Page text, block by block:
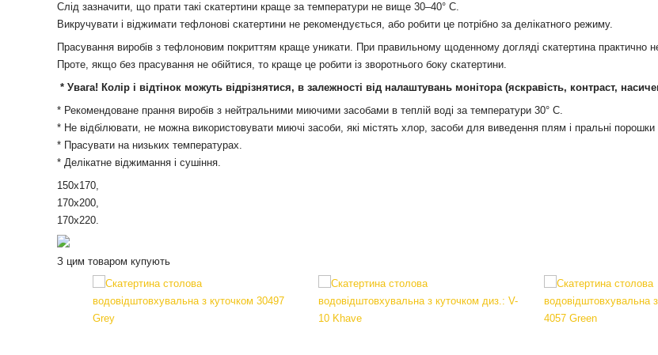
Слід зазначити, що прати такі скатертини краще за температури не вище 30–40° С.
Викручувати і віджимати тефлонові скатертини не рекомендується, або робити це потрібно за делікатного режиму.
Прасування виробів з тефлоновим покриттям краще уникати. При правильному щоденному догляді скатертина практично
Проте, якщо без прасування не обійтися, то краще це робити із зворотнього боку скатертини.
* Увага! Колір і відтінок можуть відрізнятися, в залежності від налаштувань монітора (яскравість, контраст,
* Рекомендоване прання виробів з нейтральними миючими засобами в теплій воді за температури 30° С.
* Не відбілювати, не можна використовувати миючі засоби, які містять хлор, засоби для виведення плям і пральні порошки
* Прасувати на низьких температурах.
* Делікатне віджимання і сушіння.
150х170,
170х200,
170х220.
З цим товаром купують